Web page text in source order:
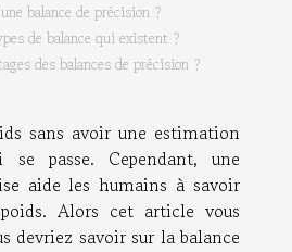
balance de précision ?
de balance qui existent ?
des balances de précision ?
sans avoir une estimation
se passe. Cependant, une
aide les humains à savoir
Alors cet article vous
devriez savoir sur la balance